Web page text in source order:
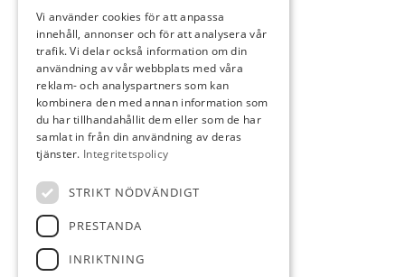
Kontakt
Framtida
Nyproduktion
Bevakning
Vår filosofi
KONTAKT
08-128 54 777
Vi använder cookies för att anpassa
innehåll, annonser och för att analysera vår
trafik. Vi delar också information om din
användning av vår webbplats med våra
reklam- och analyspartners som kan
kombinera den med annan information som
du har tillhandahållit dem eller som de har
samlat in från din användning av deras
tjänster. Integritetspolicy
STRIKT NÖDVÄNDIGT
PRESTANDA
INRIKTNING